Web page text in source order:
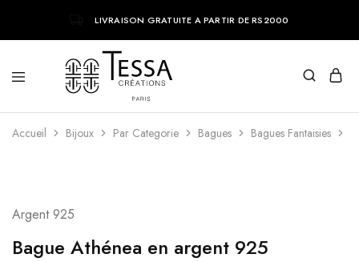
LIVRAISON GRATUITE A PARTIR DE RS2000
Creations
tendances
Accueil Bijoux Par Categorie Bagues Bagues Fantaisies
Argent 925
Bague Athénea en argent 925